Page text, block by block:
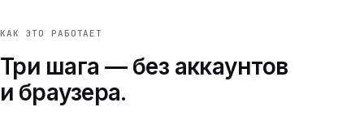
КАК ЭТО РАБОТАЕТ
Три шага — без аккаунтов
и браузера.